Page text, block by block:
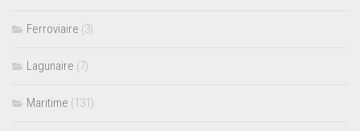
Ferroviaire (3)
Lagunaire (7)
Maritime (131)